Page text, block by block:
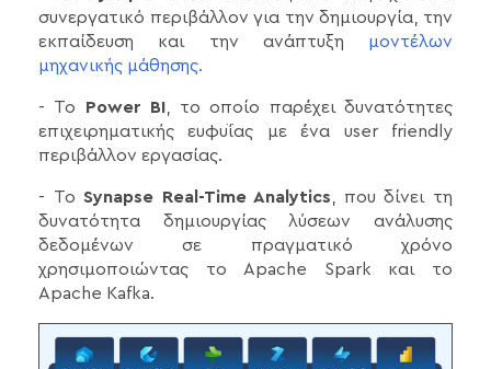
συνεργατικό περιβάλλον για την δημιουργία, την
εκπαίδευση και την ανάπτυξη μοντέλων
μηχανικής μάθησης.
- Το Power BI , το οποίο παρέχει δυνατότητες
επιχειρηματικής ευφυΐας με ένα user friendly
περιβάλλον εργασίας.
- Το Synapse Real-Time Analytics , που δίνει τη
δυνατότητα δημιουργίας λύσεων ανάλυσης
δεδομένων σε πραγματικό χρόνο
χρησιμοποιώντας το Apache Spark και το
Apache Kafka.